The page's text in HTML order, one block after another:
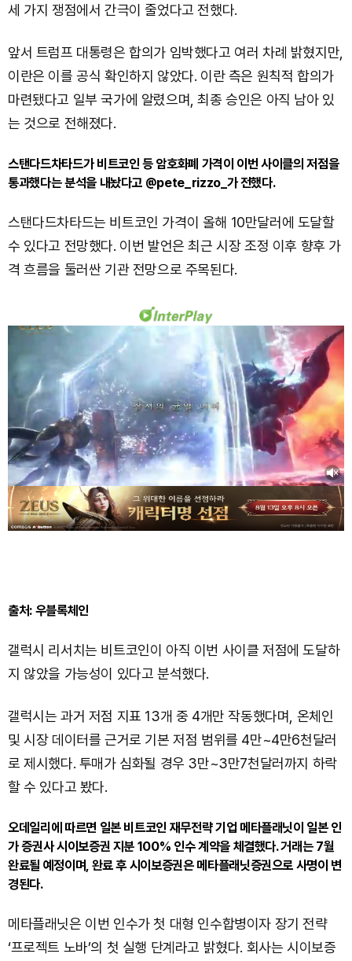
세 가지 쟁점에서 간극이 줄었다고 전했다.
앞서 트럼프 대통령은 합의가 임박했다고 여러 차례 밝혔지만,
이란은 이를 공식 확인하지 않았다. 이란 측은 원칙적 합의가
마련됐다고 일부 국가에 알렸으며, 최종 승인은 아직 남아 있
는 것으로 전해졌다.
스탠다드차타드가 비트코인 등 암호화폐 가격이 이번 사이클의 저점을
통과했다는 분석을 내놨다고 @pete_rizzo_가 전했다.
스탠다드차타드는 비트코인 가격이 올해 10만달러에 도달할
수 있다고 전망했다. 이번 발언은 최근 시장 조정 이후 향후 가
격 흐름을 둘러싼 기관 전망으로 주목된다.
출처: 우블록체인
갤럭시 리서치는 비트코인이 아직 이번 사이클 저점에 도달하
지 않았을 가능성이 있다고 분석했다.
갤럭시는 과거 저점 지표 13개 중 4개만 작동했다며, 온체인
및 시장 데이터를 근거로 기본 저점 범위를 4만~4만6천달러
로 제시했다. 투매가 심화될 경우 3만~3만7천달러까지 하락
할 수 있다고 봤다.
오데일리에 따르면 일본 비트코인 재무전략 기업 메타플래닛이 일본 인
가 증권사 시이보증권 지분 100% 인수 계약을 체결했다. 거래는 7월
완료될 예정이며, 완료 후 시이보증권은 메타플래닛증권으로 사명이 변
경된다.
메타플래닛은 이번 인수가 첫 대형 인수합병이자 장기 전략
‘프로젝트 노바’의 첫 실행 단계라고 밝혔다. 회사는 시이보증